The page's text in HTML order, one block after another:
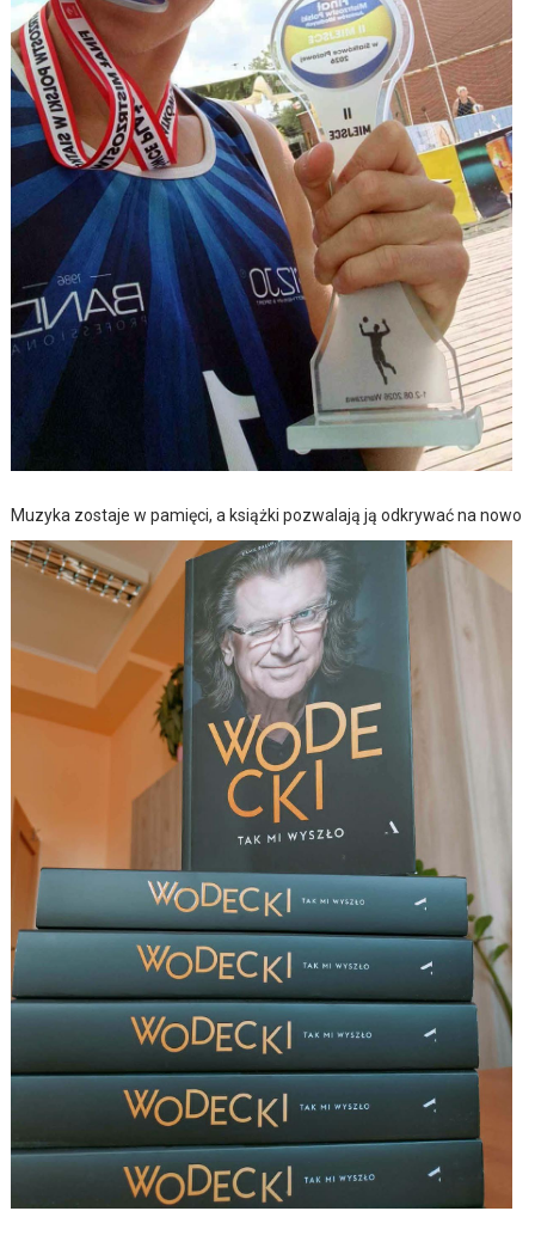
Muzyka zostaje w pamięci, a książki pozwalają ją odkrywać na nowo